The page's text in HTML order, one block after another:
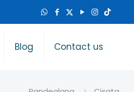
Blog Contact us